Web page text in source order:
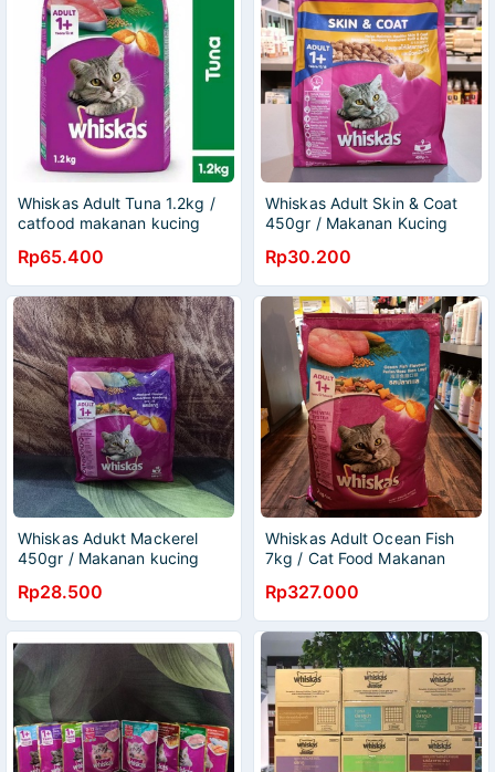
Whiskas Adult Tuna 1.2kg /
catfood makanan kucing
Rp65.400
Whiskas Adult Skin & Coat
450gr / Makanan Kucing
Rp30.200
Whiskas Adukt Mackerel
450gr / Makanan kucing
Rp28.500
Whiskas Adult Ocean Fish
7kg / Cat Food Makanan
Rp327.000